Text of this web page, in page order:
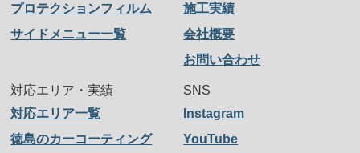
プロテクションフィルム
サイドメニュー一覧
施工実績
会社概要
お問い合わせ
対応エリア・実績
対応エリア一覧
徳島のカーコーティング
SNS
Instagram
YouTube